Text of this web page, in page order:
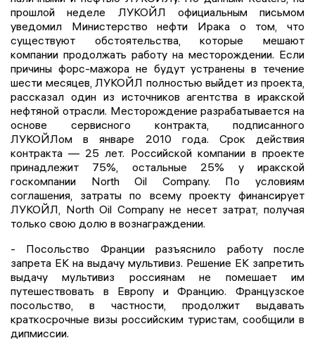
прошлой неделе ЛУКОЙЛ официальным письмом
уведомил Министерство нефти Ирака о том, что
существуют обстоятельства, которые мешают
компании продолжать работу на месторождении. Если
причины форс-мажора не будут устранены в течение
шести месяцев, ЛУКОЙЛ полностью выйдет из проекта,
рассказал один из источников агентства в иракской
нефтяной отрасли. Месторождение разрабатывается на
основе сервисного контракта, подписанного
ЛУКОЙЛом в январе 2010 года. Срок действия
контракта — 25 лет. Российской компании в проекте
принадлежит 75%, остальные 25% у иракской
госкомпании North Oil Company. По условиям
соглашения, затраты по всему проекту финансирует
ЛУКОЙЛ, North Oil Company не несет затрат, получая
только свою долю в вознаграждении.
- Посольство Франции разъяснило работу после
запрета ЕК на выдачу мультивиз. Решение ЕК запретить
выдачу мультивиз россиянам не помешает им
путешествовать в Европу и Францию. Французское
посольство, в частности, продолжит выдавать
краткосрочные визы российским туристам, сообщили в
дипмиссии.